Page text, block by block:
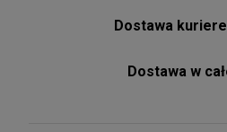
Dostawa
Dostawa w